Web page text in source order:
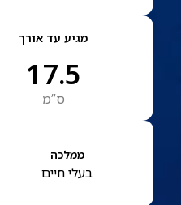
מגיע עד אורך
17.5
ס”מ
ממלכה
בעלי חיים